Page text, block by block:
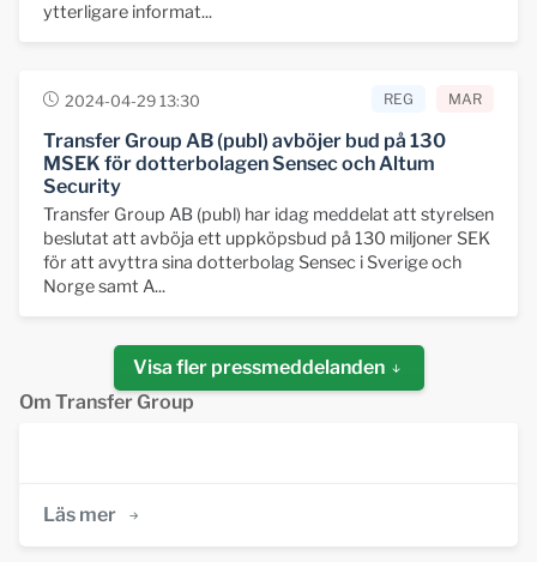
ytterligare informat...
2024-04-29 13:30 REG MAR
Transfer Group AB (publ) avböjer bud på 130
MSEK för dotterbolagen Sensec och Altum
Security
Transfer Group AB (publ) har idag meddelat att styrelsen
beslutat att avböja ett uppköpsbud på 130 miljoner SEK
för att avyttra sina dotterbolag Sensec i Sverige och
Norge samt A...
Visa fler pressmeddelanden
Om Transfer Group
Läs mer